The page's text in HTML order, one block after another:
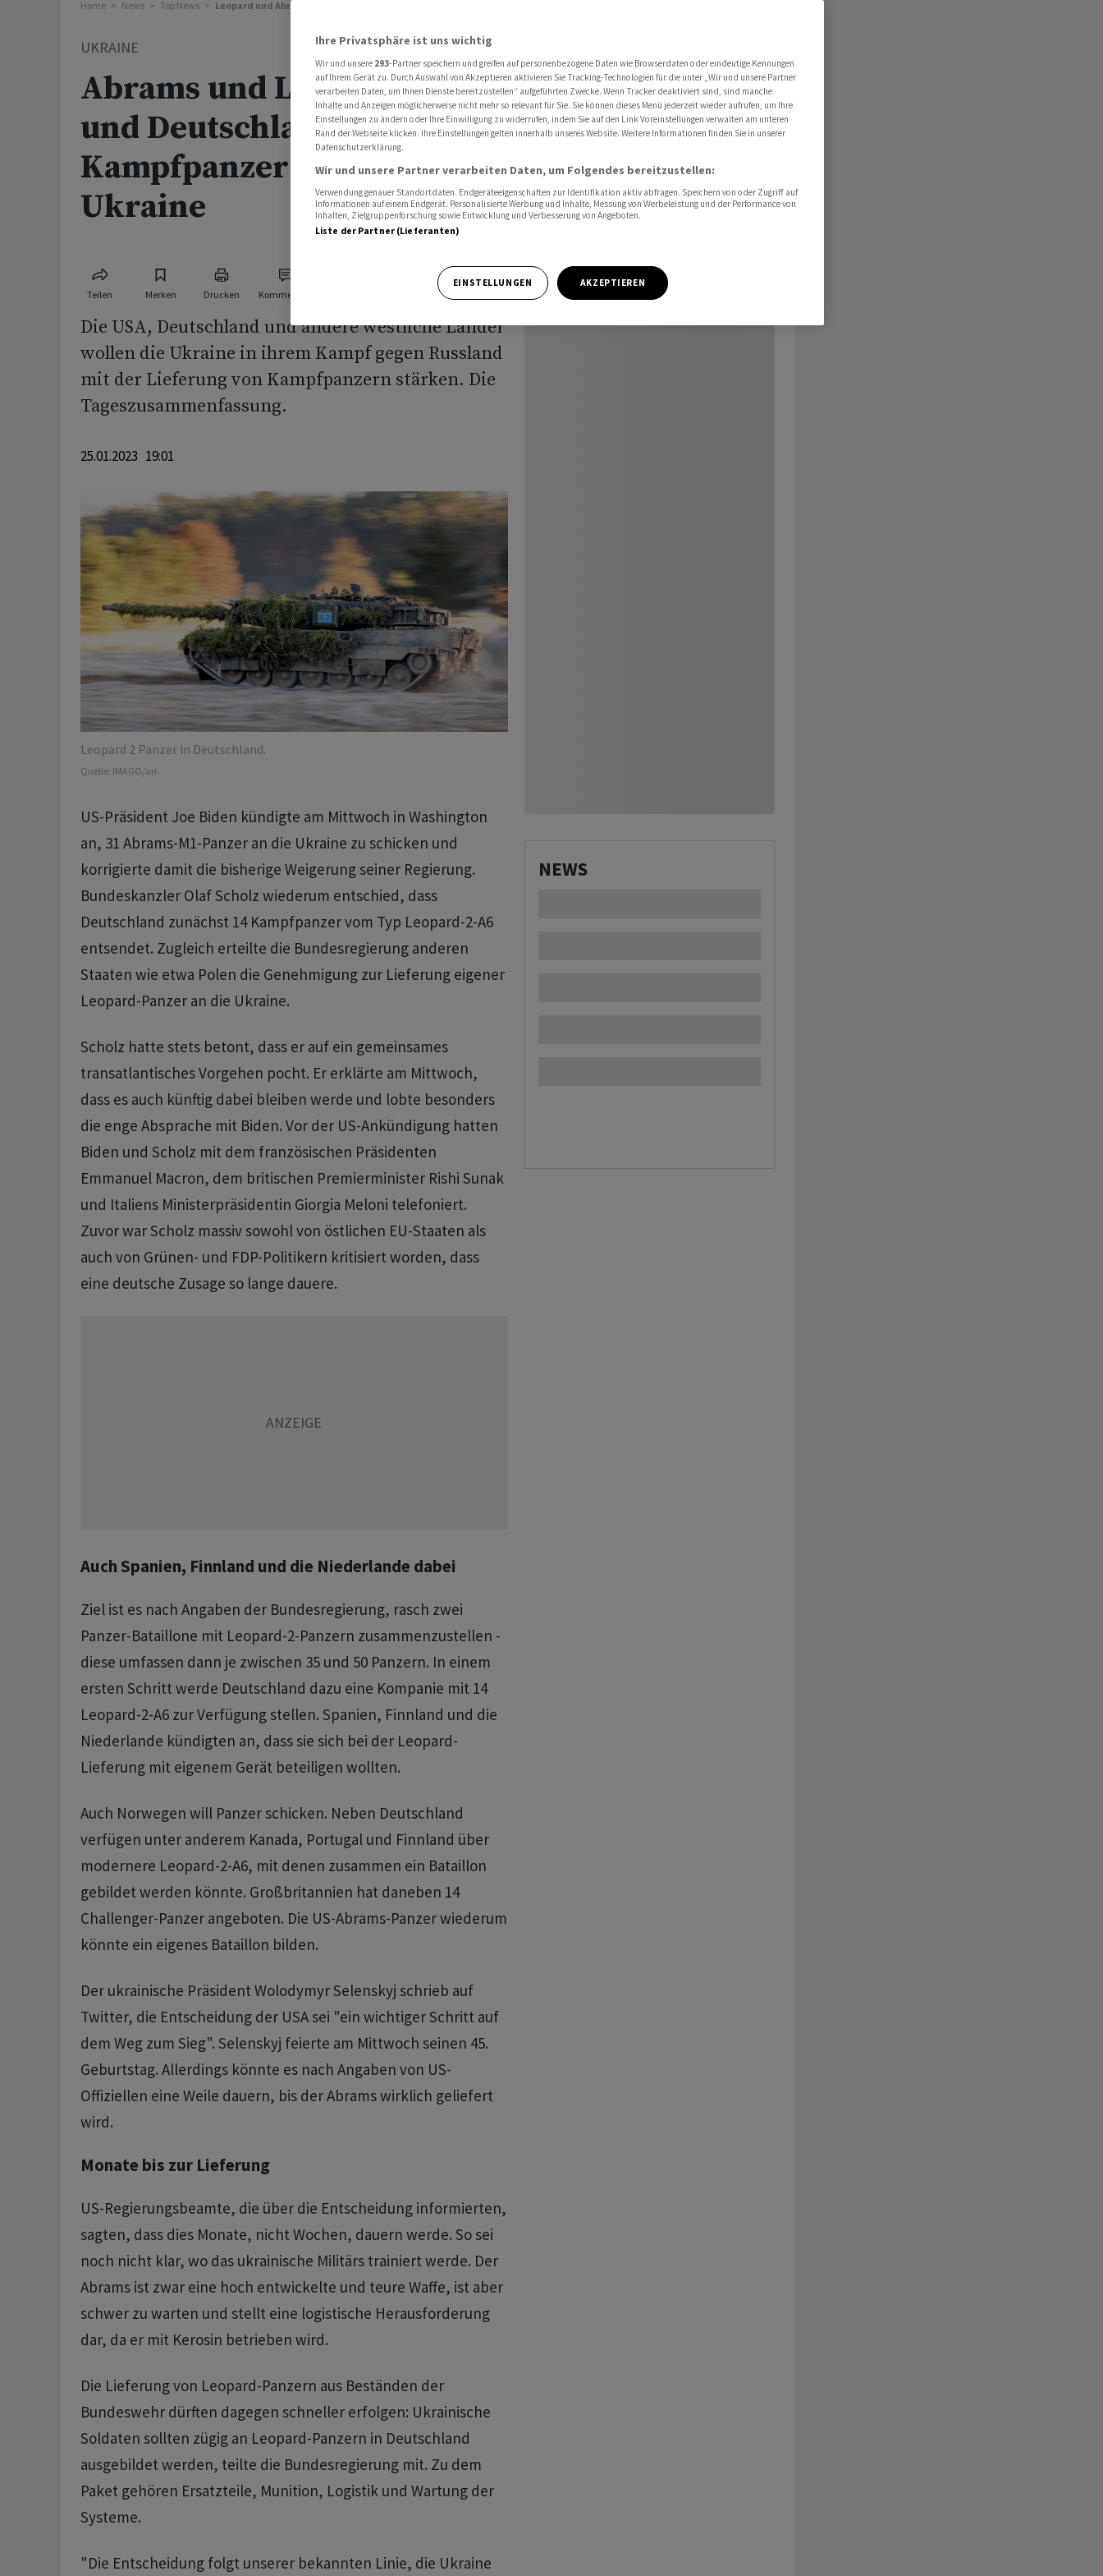
Home News Top News Leopard und Abrams: USA und Deutschland senden Kampfpanzer an die Ukraine
UKRAINE
Abrams und Leopard: USA
und Deutschland senden
Kampfpanzer an die
Ukraine
Teilen Merken Drucken Kommentare
Die USA, Deutschland und andere westliche Länder
wollen die Ukraine in ihrem Kampf gegen Russland
mit der Lieferung von Kampfpanzern stärken. Die
Tageszusammenfassung.
25.01.2023 19:01
Leopard 2 Panzer in Deutschland.
Quelle: IMAGO/ari
US-Präsident Joe Biden kündigte am Mittwoch in Washington
an, 31 Abrams-M1-Panzer an die Ukraine zu schicken und
korrigierte damit die bisherige Weigerung seiner Regierung.
Bundeskanzler Olaf Scholz wiederum entschied, dass
Deutschland zunächst 14 Kampfpanzer vom Typ Leopard-2-A6
entsendet. Zugleich erteilte die Bundesregierung anderen
Staaten wie etwa Polen die Genehmigung zur Lieferung eigener
Leopard-Panzer an die Ukraine.
Scholz hatte stets betont, dass er auf ein gemeinsames
transatlantisches Vorgehen pocht. Er erklärte am Mittwoch,
dass es auch künftig dabei bleiben werde und lobte besonders
die enge Absprache mit Biden. Vor der US-Ankündigung hatten
Biden und Scholz mit dem französischen Präsidenten
Emmanuel Macron, dem britischen Premierminister Rishi Sunak
und Italiens Ministerpräsidentin Giorgia Meloni telefoniert.
Zuvor war Scholz massiv sowohl von östlichen EU-Staaten als
auch von Grünen- und FDP-Politikern kritisiert worden, dass
eine deutsche Zusage so lange dauere.
Auch Spanien, Finnland und die Niederlande dabei
Ziel ist es nach Angaben der Bundesregierung, rasch zwei
Panzer-Bataillone mit Leopard-2-Panzern zusammenzustellen -
diese umfassen dann je zwischen 35 und 50 Panzern. In einem
ersten Schritt werde Deutschland dazu eine Kompanie mit 14
Leopard-2-A6 zur Verfügung stellen. Spanien, Finnland und die
Niederlande kündigten an, dass sie sich bei der Leopard-
Lieferung mit eigenem Gerät beteiligen wollten.
Auch Norwegen will Panzer schicken. Neben Deutschland
verfügen unter anderem Kanada, Portugal und Finnland über
modernere Leopard-2-A6, mit denen zusammen ein Bataillon
gebildet werden könnte. Großbritannien hat daneben 14
Challenger-Panzer angeboten. Die US-Abrams-Panzer wiederum
könnte ein eigenes Bataillon bilden.
Der ukrainische Präsident Wolodymyr Selenskyj schrieb auf
Twitter, die Entscheidung der USA sei "ein wichtiger Schritt auf
dem Weg zum Sieg". Selenskyj feierte am Mittwoch seinen 45.
Geburtstag. Allerdings könnte es nach Angaben von US-
Offiziellen eine Weile dauern, bis der Abrams wirklich geliefert
wird.
Monate bis zur Lieferung
US-Regierungsbeamte, die über die Entscheidung informierten,
sagten, dass dies Monate, nicht Wochen, dauern werde. So sei
noch nicht klar, wo das ukrainische Militärs trainiert werde. Der
Abrams ist zwar eine hoch entwickelte und teure Waffe, ist aber
schwer zu warten und stellt eine logistische Herausforderung
dar, da er mit Kerosin betrieben wird.
Die Lieferung von Leopard-Panzern aus Beständen der
Bundeswehr dürften dagegen schneller erfolgen: Ukrainische
Soldaten sollten zügig an Leopard-Panzern in Deutschland
ausgebildet werden, teilte die Bundesregierung mit. Zu dem
Paket gehören Ersatzteile, Munition, Logistik und Wartung der
Systeme.
"Die Entscheidung folgt unserer bekannten Linie, die Ukraine
NEWS
Ihre Privatsphäre ist uns wichtig
Wir und unsere 293-Partner speichern und greifen auf personenbezogene Daten wie Browserdaten oder eindeutige Kennungen
auf Ihrem Gerät zu. Durch Auswahl von Akzeptieren aktivieren Sie Tracking-Technologien für die unter „Wir und unsere Partner
verarbeiten Daten, um Ihnen Dienste bereitzustellen“ aufgeführten Zwecke. Wenn Tracker deaktiviert sind, sind manche
Inhalte und Anzeigen möglicherweise nicht mehr so relevant für Sie. Sie können dieses Menü jederzeit wieder aufrufen, um Ihre
Einstellungen zu ändern oder Ihre Einwilligung zu widerrufen, indem Sie auf den Link Voreinstellungen verwalten am unteren
Rand der Webseite klicken. Ihre Einstellungen gelten innerhalb unseres Website. Weitere Informationen finden Sie in unserer
Datenschutzerklärung.
Wir und unsere Partner verarbeiten Daten, um Folgendes bereitzustellen:
Verwendung genauer Standortdaten. Endgeräteeigenschaften zur Identifikation aktiv abfragen. Speichern von oder Zugriff auf
Informationen auf einem Endgerät. Personalisierte Werbung und Inhalte, Messung von Werbeleistung und der Performance von
Inhalten, Zielgruppenforschung sowie Entwicklung und Verbesserung von Angeboten.
Liste der Partner (Lieferanten)
EINSTELLUNGEN AKZEPTIEREN